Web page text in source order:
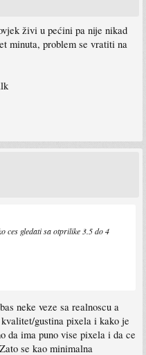
živi u pećini pa nije nikad
minuta, problem se vratiti na
ces gledati sa otprilike 3.5 do 4
neke veze sa realnoscu a
gustina pixela i kako je
da ima puno vise pixela i da ce
se kao minimalna